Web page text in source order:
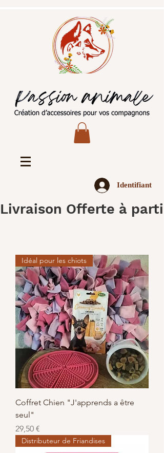
Identifiant
Livraison Offerte à
Idéal pour les chiots
Coffret Chien "J'apprends a être
seul"
Prix
29,50 €
Distributeur de Friandises